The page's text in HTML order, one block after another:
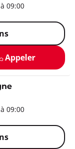
09:00
Appeler
09:00